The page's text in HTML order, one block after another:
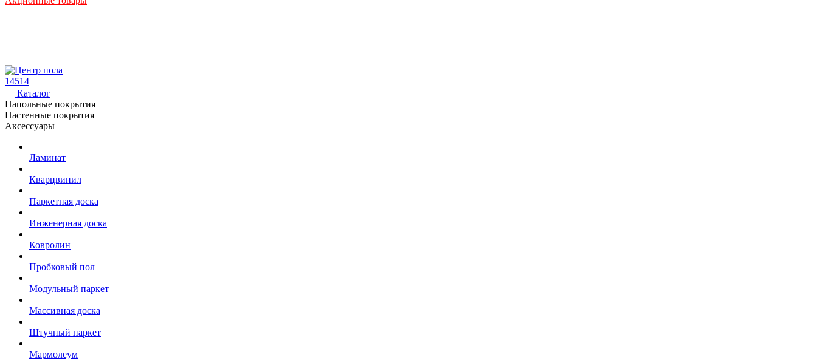
14514
Каталог
Напольные покрытия
Настенные покрытия
Аксессуары
Ламинат
Кварцвинил
Паркетная доска
Инженерная доска
Ковролин
Пробковый пол
Модульный паркет
Массивная доска
Штучный паркет
Мармолеум